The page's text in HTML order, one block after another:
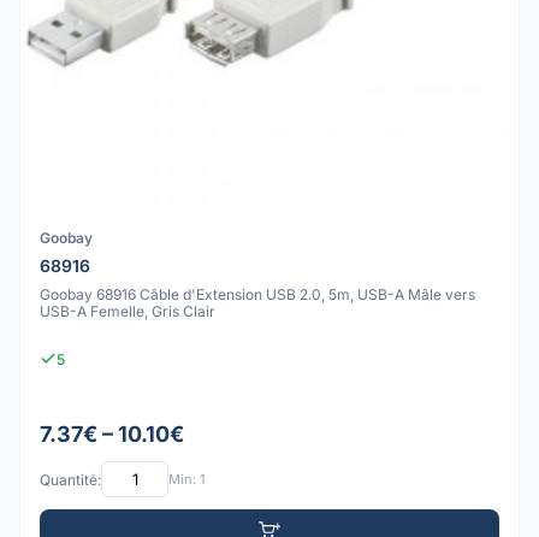
Goobay
68916
Goobay 68916 Câble d'Extension USB 2.0, 5m, USB-A Mâle vers
USB-A Femelle, Gris Clair
5
7.37€ – 10.10€
Quantité: Min: 1